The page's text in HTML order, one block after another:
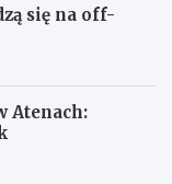
się na off-
Atenach: